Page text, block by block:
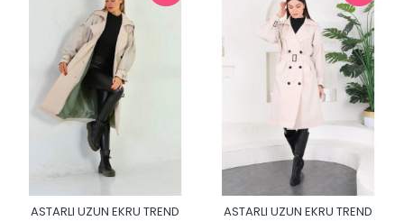
ASTARLI UZUN EKRU TREND ASTARLI UZUN EKRU TREND